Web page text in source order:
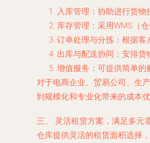
入库管理 ：协助进行货物
库存管理 ：采用WMS（
订单处理与分拣 ：根据
出库与配送协同 ：安排
增值服务 ：可提供简单
对于电商企业、贸易公司、生
到规模化和专业化带来的成本
三、 灵活租赁方案，满足多元
仓库提供灵活的租赁面积选择